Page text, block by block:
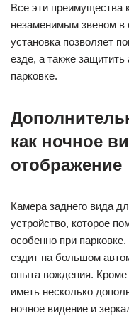
Все эти преимущества
незаменимым звеном в
установка позволяет
езде, а также
парковке.
как ночное
отображение
Камера заднего вида
устройство, которое
особенно при
ездит на большом
опыта вождения. Кроме
иметь несколько
ночное видение и